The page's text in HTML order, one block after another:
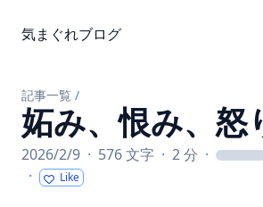
気まぐれブログ
記事一覧 /
妬み、恨み、怒
2026/2/9 · 576 文字 · 2 分 ·
· Like